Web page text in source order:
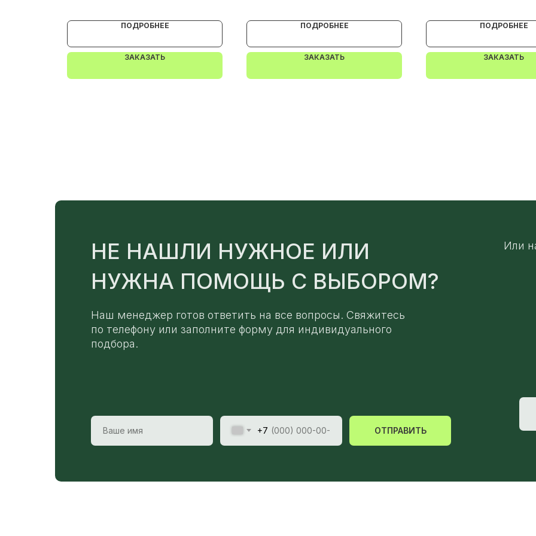
0.5)
ПОДРОБНЕЕ
ЗАКАЗАТЬ
0.45
ПОДРОБНЕЕ
ЗАКАЗАТЬ
ПОДРОБНЕЕ
ЗАКАЗАТЬ
НЕ НАШЛИ НУЖНОЕ ИЛИ
НУЖНА ПОМОЩЬ С ВЫБОРОМ?
Или
Наш менеджер готов ответить на все вопросы. Свяжитесь
по телефону или заполните форму для индивидуального
подбора.
+7 ОТПРАВИТЬ